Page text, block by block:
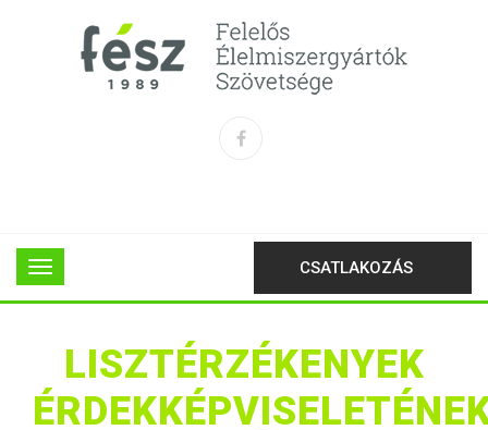
CSATLAKOZÁS
LISZTÉRZÉKENYEK